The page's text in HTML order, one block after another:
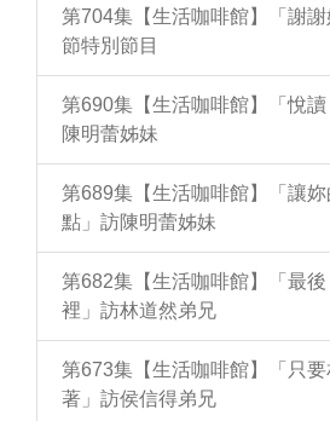
第704集【生活咖啡館】「謝
節特別節目
第690集【生活咖啡館】「悅
陳明蕾姊妹
第689集【生活咖啡館】「讓
點」訪陳明蕾姊妹
第682集【生活咖啡館】「最
裡」訪林道然弟兄
第673集【生活咖啡館】「只
著」訪侯信得弟兄